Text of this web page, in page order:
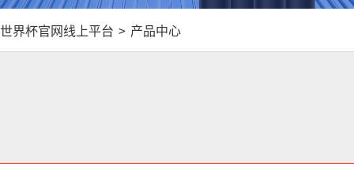
世界杯官网线上平台 > 产品中心